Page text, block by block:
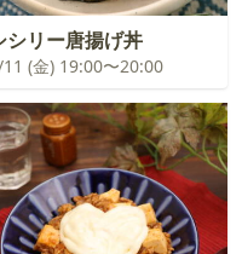
シリー唐揚げ丼
(金) 19:00〜20:00